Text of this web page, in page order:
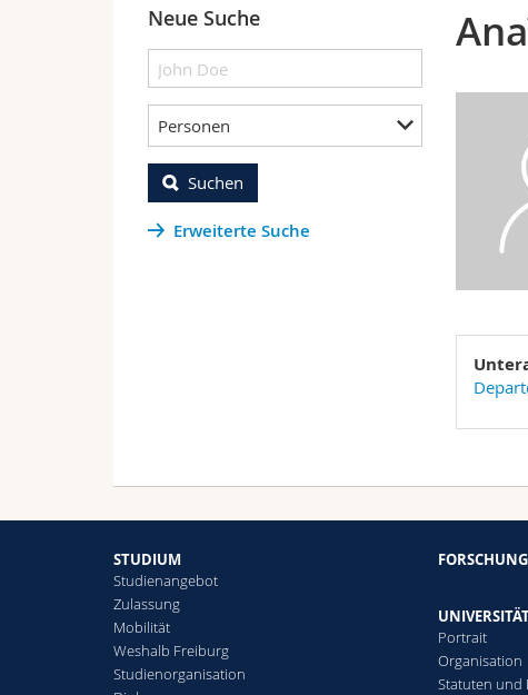
Neue Suche
Personen
Suchen
Erweiterte Suche
STUDIUM
Studienangebot
Zulassung
Mobilität
Weshalb Freiburg
Studienorganisation
FORSCHUNG
Portrait
Organisation
Statuten und